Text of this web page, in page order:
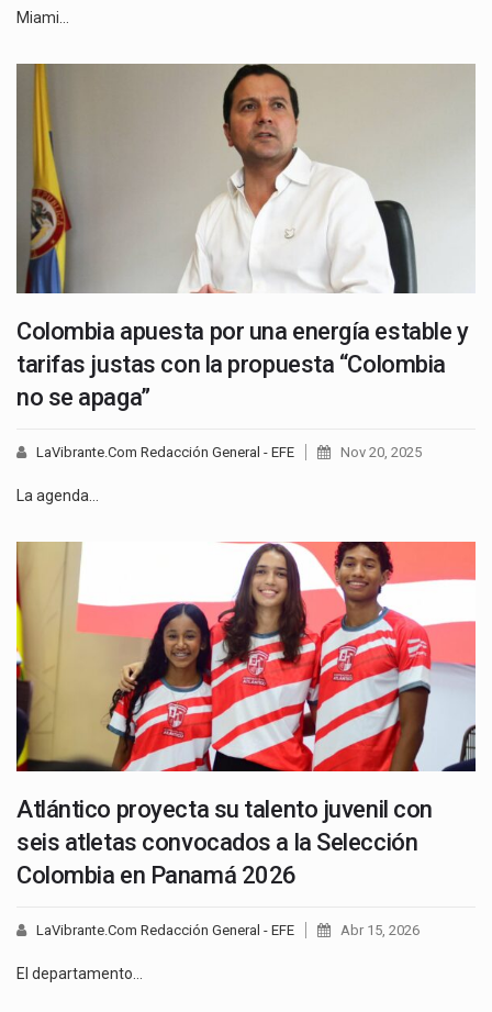
Miami…
Colombia apuesta por una energía estable y
tarifas justas con la propuesta “Colombia
no se apaga”
LaVibrante.Com Redacción General - EFE Nov 20, 2025
La agenda…
Atlántico proyecta su talento juvenil con
seis atletas convocados a la Selección
Colombia en Panamá 2026
LaVibrante.Com Redacción General - EFE Abr 15, 2026
El departamento…